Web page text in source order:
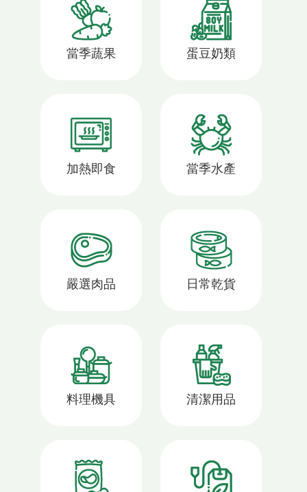
當季蔬果 蛋豆奶類
加熱即食 當季水產
嚴選肉品 日常乾貨
料理機具 清潔用品